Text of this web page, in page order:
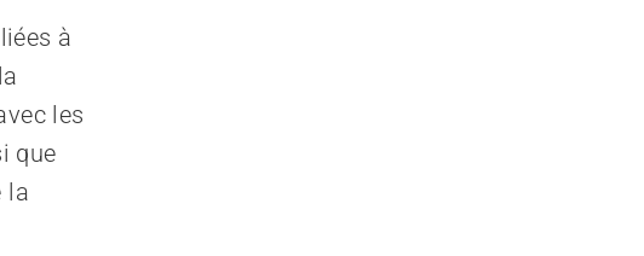
à
les
que
la